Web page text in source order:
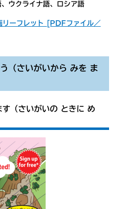
ウクライナ語、ロシア語​
リーフレット [PDFファイル／
（さいがいから みを ま
（さいがいの ときに め